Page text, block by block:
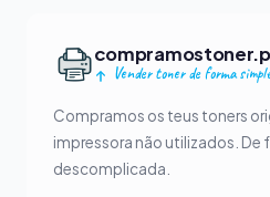
Vender toner de forma
Compramos os teus toners
impressora não utilizados. De
descomplicada.